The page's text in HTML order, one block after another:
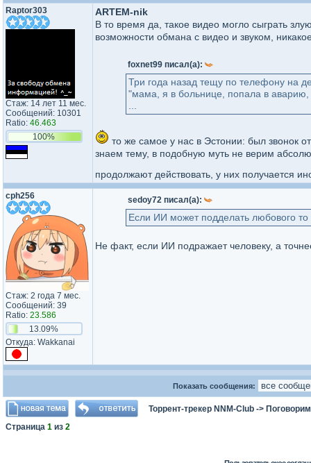
Raptor303
Стаж: 14 лет 11 мес.
Сообщений: 10301
Ratio: 46.463
100%
ARTEM-nik
В то время да, такое видео могло сыграть
возможности обмана с видео и звуком,
foxnet99 писал(а):
Три года назад тещу по телефону на
"мама, я в больнице, попала в
то же самое у нас в Эстонии: был звонок
знаем тему, в подобную муть не верим
продолжают действовать, у них получается
cph256
Стаж: 2 года 7 мес.
Сообщений: 39
Ratio: 23.586
13.09%
Откуда: Wakkanai
sedoy72 писал(а):
Если ИИ может подделать любового
Не факт, если ИИ подражает человеку, а
Показать сообщения:
Торрент-трекер NNM-Club -> Поговорим
Страница 1 из 2